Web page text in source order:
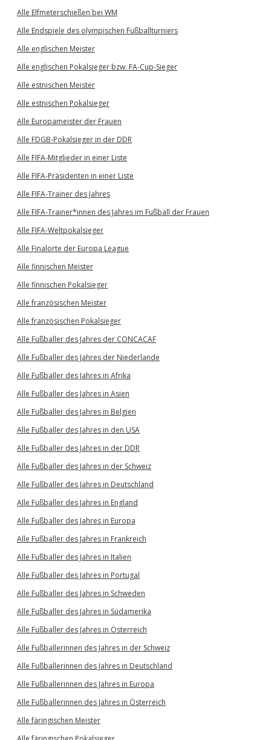
Alle Elfmeterschießen bei WM
Alle Endspiele des olympischen Fußballturniers
Alle englischen Meister
Alle englischen Pokalsieger bzw. FA-Cup-Sieger
Alle estnischen Meister
Alle estnischen Pokalsieger
Alle Europameister der Frauen
Alle FDGB-Pokalsieger in der DDR
Alle FIFA-Mitglieder in einer Liste
Alle FIFA-Präsidenten in einer Liste
Alle FIFA-Trainer des Jahres
Alle FIFA-Trainer*innen des Jahres im Fußball der Frauen
Alle FIFA-Weltpokalsieger
Alle Finalorte der Europa League
Alle finnischen Meister
Alle finnischen Pokalsieger
Alle französischen Meister
Alle französischen Pokalsieger
Alle Fußballer des Jahres der CONCACAF
Alle Fußballer des Jahres der Niederlande
Alle Fußballer des Jahres in Afrika
Alle Fußballer des Jahres in Asien
Alle Fußballer des Jahres in Belgien
Alle Fußballer des Jahres in den USA
Alle Fußballer des Jahres in der DDR
Alle Fußballer des Jahres in der Schweiz
Alle Fußballer des Jahres in Deutschland
Alle Fußballer des Jahres in England
Alle Fußballer des Jahres in Europa
Alle Fußballer des Jahres in Frankreich
Alle Fußballer des Jahres in Italien
Alle Fußballer des Jahres in Portugal
Alle Fußballer des Jahres in Schweden
Alle Fußballer des Jahres in Südamerika
Alle Fußballer des Jahres in Österreich
Alle Fußballerinnen des Jahres in der Schweiz
Alle Fußballerinnen des Jahres in Deutschland
Alle Fußballerinnen des Jahres in Europa
Alle Fußballerinnen des Jahres in Österreich
Alle färingischen Meister